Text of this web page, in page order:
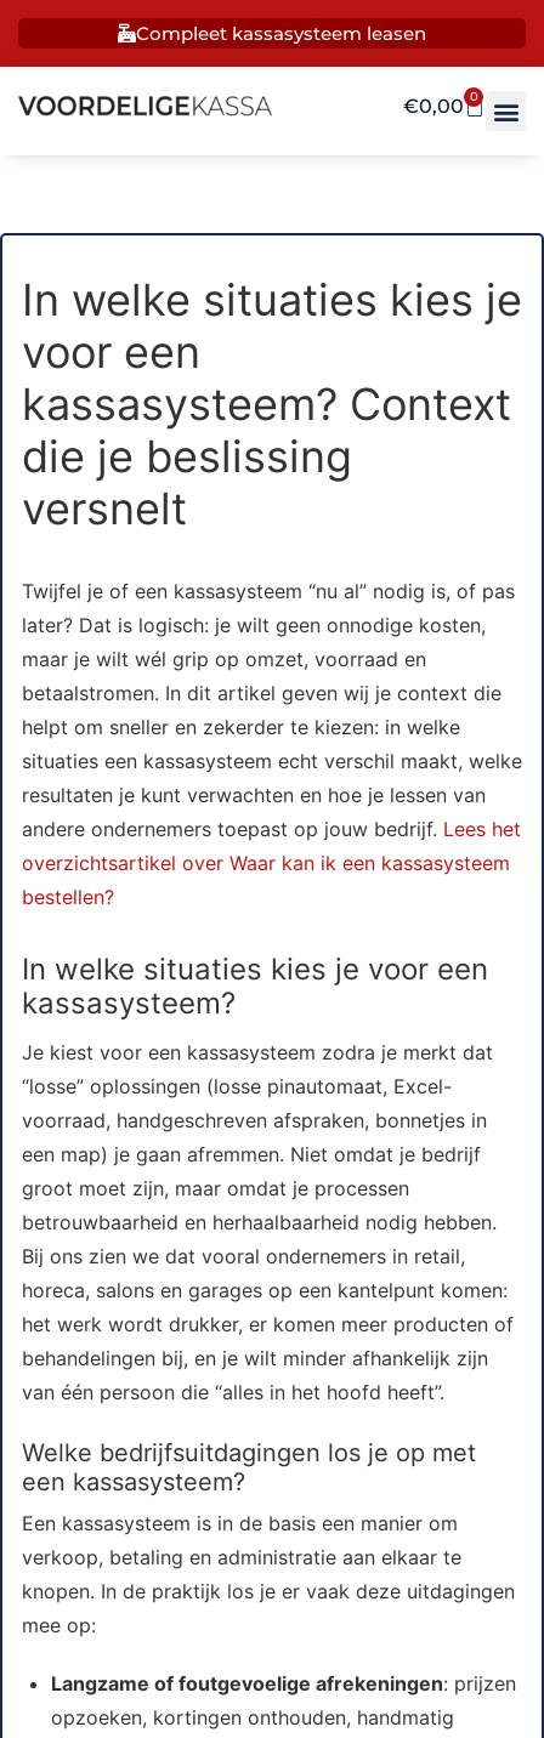
Compleet kassasysteem leasen
€0,00 0
In welke situaties kies je
voor een
kassasysteem? Context
die je beslissing
versnelt
Twijfel je of een kassasysteem “nu al” nodig is, of pas
later? Dat is logisch: je wilt geen onnodige kosten,
maar je wilt wél grip op omzet, voorraad en
betaalstromen. In dit artikel geven wij je context die
helpt om sneller en zekerder te kiezen: in welke
situaties een kassasysteem echt verschil maakt, welke
resultaten je kunt verwachten en hoe je lessen van
andere ondernemers toepast op jouw bedrijf. Lees het
overzichtsartikel over Waar kan ik een kassasysteem
bestellen?
In welke situaties kies je voor een
kassasysteem?
Je kiest voor een kassasysteem zodra je merkt dat
“losse” oplossingen (losse pinautomaat, Excel-
voorraad, handgeschreven afspraken, bonnetjes in
een map) je gaan afremmen. Niet omdat je bedrijf
groot moet zijn, maar omdat je processen
betrouwbaarheid en herhaalbaarheid nodig hebben.
Bij ons zien we dat vooral ondernemers in retail,
horeca, salons en garages op een kantelpunt komen:
het werk wordt drukker, er komen meer producten of
behandelingen bij, en je wilt minder afhankelijk zijn
van één persoon die “alles in het hoofd heeft”.
Welke bedrijfsuitdagingen los je op met
een kassasysteem?
Een kassasysteem is in de basis een manier om
verkoop, betaling en administratie aan elkaar te
knopen. In de praktijk los je er vaak deze uitdagingen
mee op:
Langzame of foutgevoelige afrekeningen: prijzen
opzoeken, kortingen onthouden, handmatig